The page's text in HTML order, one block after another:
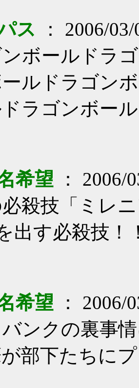
ス ： 2006/
ンボールドラ
ルドラゴン
ラゴンボー
希望 ： 2006/
殺技「ミレ
出す必殺技！
希望 ： 2006/
ンクの裏事
部下たちに